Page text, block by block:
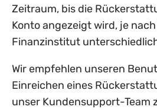
Zeitraum, bis die
Konto angezeigt wird, je
Finanzinstitut
Wir empfehlen unseren
Einreichen eines
unser Kundensupport-Team